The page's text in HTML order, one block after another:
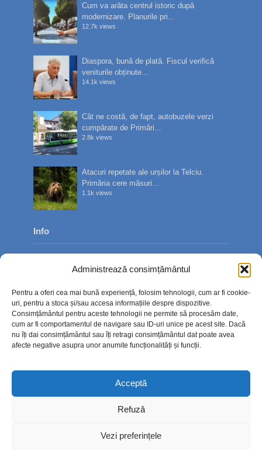
Administrează consimțământul
Pentru a oferi cea mai bună experiență, folosim tehnologii, cum ar fi cookie-
uri, pentru a stoca și/sau accesa informațiile despre dispozitive.
Consimțământul pentru aceste tehnologii ne permite să procesăm date,
cum ar fi comportamentul de navigare sau ID-uri unice pe acest site. Dacă
nu îți dai consimțământul sau îți retragi consimțământul dat poate avea
afecte negative asupra unor anumite funcționalități și funcții.
Acceptă
Refuză
Vezi preferințele
Cum va arăta centrul istoric după
modernizare. Planurile pri...
12.7k views
Diaspora, bună de plată. Fiscul verifică
veniturile obținute...
14.1k views
Cât ne costă, de fapt, autobuzele verzi
cumpărate de Primări...
2.8k views
Atacuri repetate ale urșilor la Telciu.
Primăria cere măsuri...
1.1k views
Info
Contact
Politica de confidențialitate
Politică cookie-uri (UE)